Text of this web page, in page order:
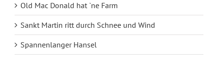
Old Mac Donald hat `ne Farm
Sankt Martin ritt durch Schnee und Wind
Spannenlanger Hansel